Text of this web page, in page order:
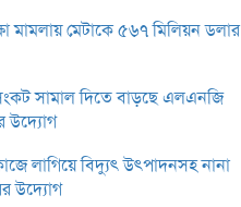
মামলায় মেটাকে ৫৬৭ মিলিয়ন ডলার
সামাল দিতে বাড়ছে এলএনজি
উদ্যোগ
লাগিয়ে বিদ্যুৎ উৎপাদনসহ নানা
উদ্যোগ